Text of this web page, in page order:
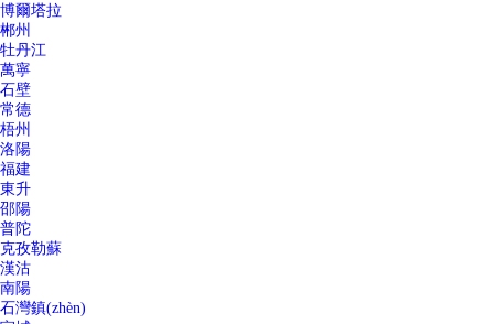
博爾塔拉
郴州
牡丹江
萬寧
石壁
常德
梧州
洛陽
福建
東升
邵陽
普陀
克孜勒蘇
漢沽
南陽
石灣鎮(zhèn)